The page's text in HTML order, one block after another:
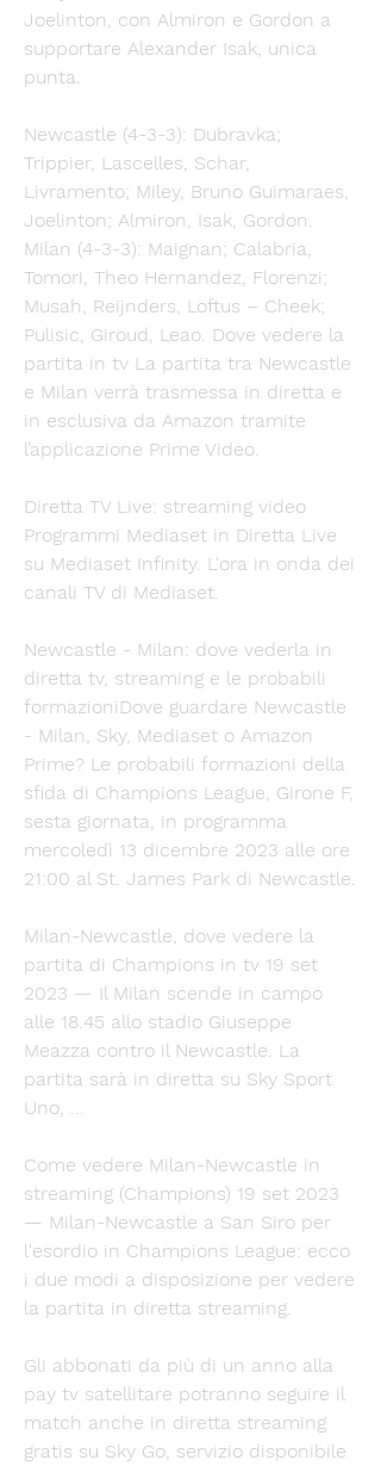
Joelinton, con Almiron e Gordon a
supportare Alexander Isak, unica
punta.
Newcastle (4-3-3): Dubravka;
Trippier, Lascelles, Schar,
Livramento; Miley, Bruno Guimaraes,
Joelinton; Almiron, Isak, Gordon.
Milan (4-3-3): Maignan; Calabria,
Tomori, Theo Hernandez, Florenzi;
Musah, Reijnders, Loftus – Cheek;
Pulisic, Giroud, Leao. Dove vedere la
partita in tv La partita tra Newcastle
e Milan verrà trasmessa in diretta e
in esclusiva da Amazon tramite
l’applicazione Prime Video.
Diretta TV Live: streaming video
Programmi Mediaset in Diretta Live
su Mediaset Infinity. L'ora in onda dei
canali TV di Mediaset.
Newcastle - Milan: dove vederla in
diretta tv, streaming e le probabili
formazioniDove guardare Newcastle
- Milan, Sky, Mediaset o Amazon
Prime? Le probabili formazioni della
sfida di Champions League, Girone F,
sesta giornata, in programma
mercoledì 13 dicembre 2023 alle ore
Milan-Newcastle, dove vedere la
partita di Champions in tv 19 set
2023 — Il Milan scende in campo
alle 18.45 allo stadio Giuseppe
Meazza contro il Newcastle. La
partita sarà in diretta su Sky Sport
Uno, ...
Come vedere Milan-Newcastle in
streaming (Champions) 19 set 2023
— Milan-Newcastle a San Siro per
l'esordio in Champions League: ecco
i due modi a disposizione per vedere
la partita in diretta streaming.
Gli abbonati da più di un anno alla
pay tv satellitare potranno seguire il
match anche in diretta streaming
gratis su Sky Go, servizio disponibile